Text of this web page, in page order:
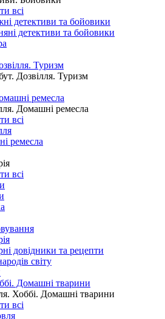
всі
детективи та бойовики
детективи та бойовики
Туризм
Дозвілля. Туризм
ремесла
Домашні ремесла
всі
ремесла
всі
довідники та рецепти
світу
Домашні тварини
Хоббі. Домашні тварини
всі